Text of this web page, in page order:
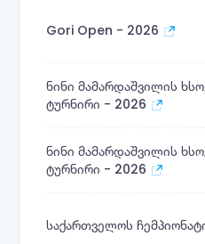
Gori Open - 2026
ნინი მამარდაშვილის
ტურნირი - 2026
ნინი მამარდაშვილის
ტურნირი - 2026
საქართველოს